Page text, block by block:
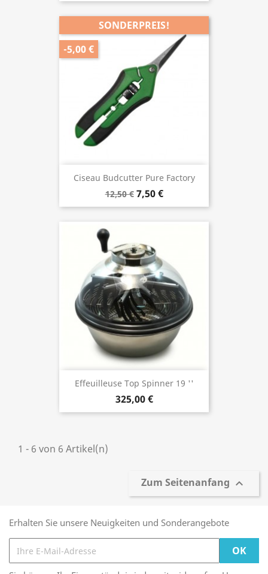
Ciseau Budcutter Pure Factory
12,50 € 7,50 €
SONDERPREIS!
-5,00 €
Effeuilleuse Top Spinner 19 ''
325,00 €
1 - 6 von 6 Artikel(n)
Zum Seitenanfang 
Erhalten Sie unsere Neuigkeiten und Sonderangebote